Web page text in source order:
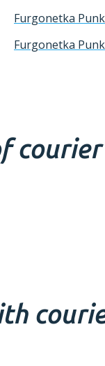
Furgonetka
Furgonetka